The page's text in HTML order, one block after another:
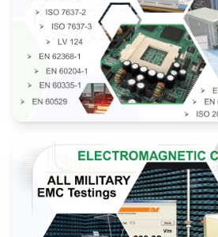
Elektriksel Güvenlik Testleri